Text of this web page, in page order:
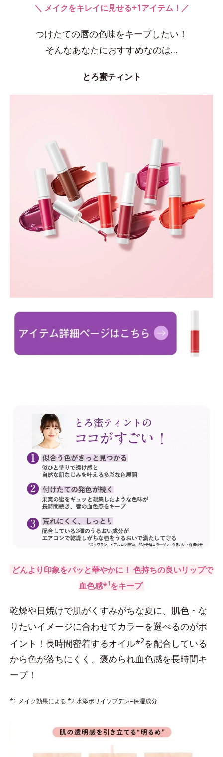
＼ メイクをキレイに見せる+1アイテム！／
つけたての唇の色味をキープしたい！
そんなあなたにおすすめなのは…
とろ蜜ティント
どんより印象をパッと華やかに！ 色持ちの良いリップで
血色感*1をキープ
乾燥や日焼けで肌がくすみがちな夏に、肌色・な
りたいイメージに合わせてカラーを選べるのがポ
イント！長時間密着するオイル*2を配合している
から色が落ちにくく、褒められ血色感を長時間キ
ープ！
*1 メイク効果による *2 水添ポリイソブデン=保湿成分